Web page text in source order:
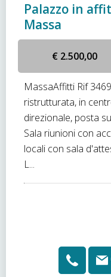
Palazzo in
Massa
€ 2.500,00
MassaAffitti Rif
ristrutturata, in
direzionale, posta
Sala riunioni con
locali con sala
L...